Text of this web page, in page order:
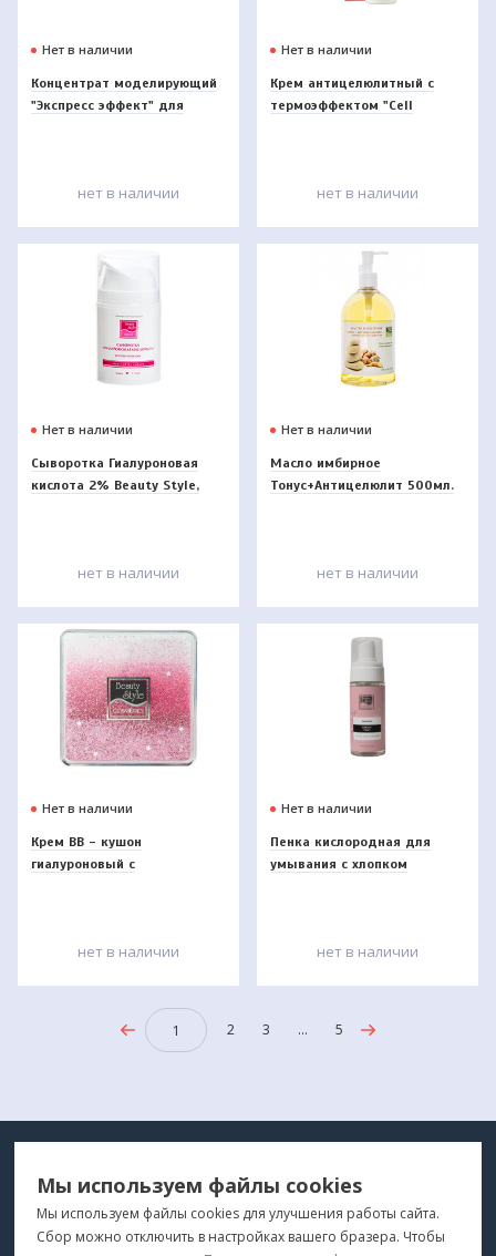
Нет в наличии
Концентрат моделирующий
"Экспресс эффект" для
нет в наличии
Нет в наличии
Крем антицелюлитный с
термоэффектом "Cell
нет в наличии
Нет в наличии
Сыворотка Гиалуроновая
кислота 2% Beauty Style,
нет в наличии
Нет в наличии
Масло имбирное
Тонус+Антицелюлит 500мл.
нет в наличии
Нет в наличии
Крем BB - кушон
гиалуроновый с
нет в наличии
Нет в наличии
Пенка кислородная для
умывания с хлопком
нет в наличии
1 2 3 ... 5
ДЛЯ ВАС
"Медтехника для Вас"©2026
Мы используем файлы cookies
Мы используем файлы cookies для улучшения работы сайта.
Сбор можно отключить в настройках вашего бразера. Чтобы